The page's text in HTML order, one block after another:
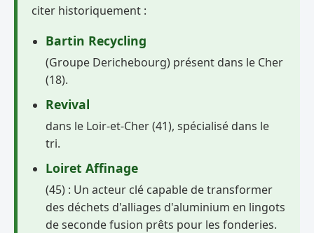
citer historiquement :
Bartin Recycling
(Groupe Derichebourg) présent dans le Cher
(18).
Revival
dans le Loir-et-Cher (41), spécialisé dans le
tri.
Loiret Affinage
(45) : Un acteur clé capable de transformer
des déchets d'alliages d'aluminium en lingots
de seconde fusion prêts pour les fonderies.